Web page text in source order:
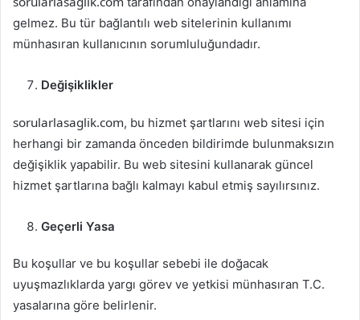
gelmez. Bu tür bağlantılı web sitelerinin kullanımı
münhasıran kullanıcının sorumluluğundadır.
Değişiklikler
sorularlasaglik.com, bu hizmet şartlarını web sitesi için
herhangi bir zamanda önceden bildirimde bulunmaksızın
değişiklik yapabilir. Bu web sitesini kullanarak güncel
hizmet şartlarına bağlı kalmayı kabul etmiş sayılırsınız.
Geçerli Yasa
Bu koşullar ve bu koşullar sebebi ile doğacak
uyuşmazlıklarda yargı görev ve yetkisi münhasıran T.C.
yasalarına göre belirlenir.